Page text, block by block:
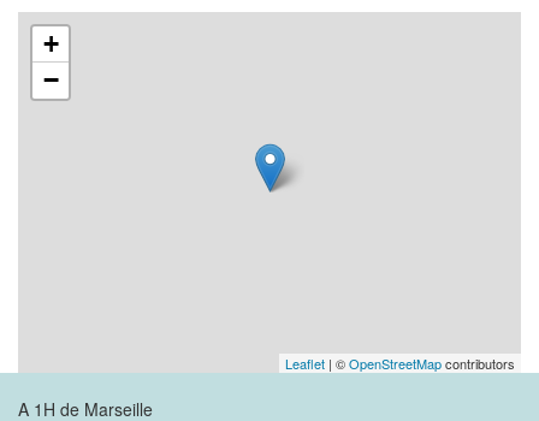
+
−
Leaflet | ©OpenStreetMapcontributors
A 1H de Marseille